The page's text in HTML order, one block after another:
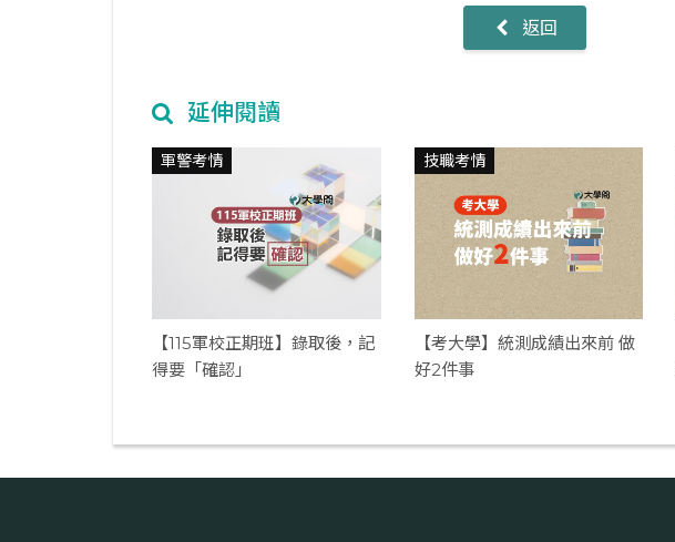
返回
延伸閱讀
軍警考情
【115軍校正期班】錄取後，記
得要「確認」
技職考情
【考大學】統測成績出來前 做
好2件事